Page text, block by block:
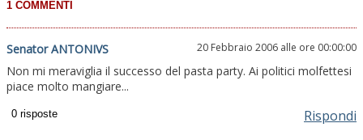
Senator ANTONIVS 20 Febbraio 2006 alle ore 00:00:00
Non mi meraviglia il successo del pasta party. Ai politici molfettesi
piace molto mangiare...
Rispondi